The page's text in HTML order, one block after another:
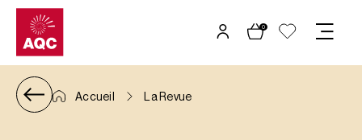
Panneau de gestion des cookies
0
Accueil La Revue